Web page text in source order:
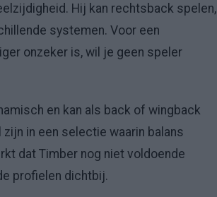
Hij kan rechtsback spelen,
systemen. Voor een
onzeker is, wil je geen speler
en kan als back of wingback
in een selectie waarin balans
dat Timber nog niet voldoende
profielen dichtbij.